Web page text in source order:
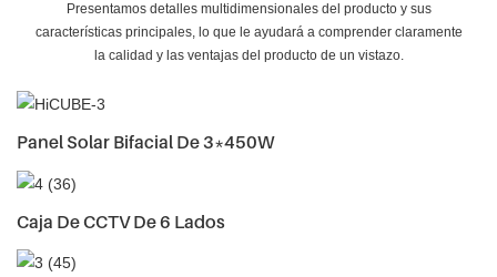
Presentamos detalles multidimensionales del producto y sus
características principales, lo que le ayudará a comprender claramente
la calidad y las ventajas del producto de un vistazo.
Panel Solar Bifacial De 3*450W
Caja De CCTV De 6 Lados